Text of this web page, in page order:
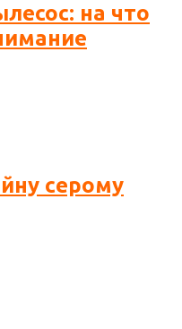
на что
серому